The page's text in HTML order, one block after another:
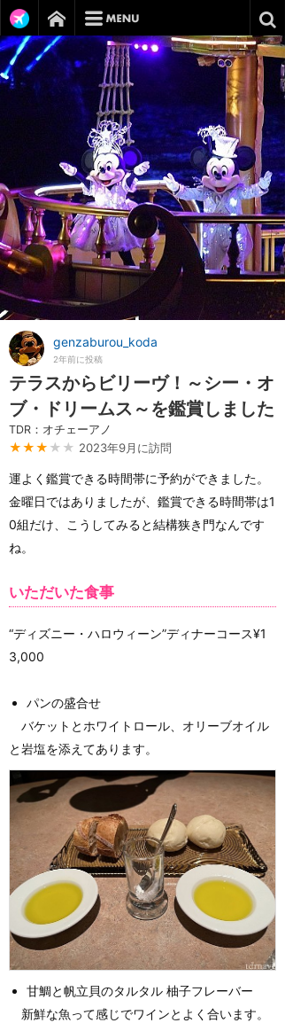
genzaburou_koda
2年前に投稿
テラスからビリーヴ！～シー・オ
ブ・ドリームス～を鑑賞しました
TDR：オチェーアノ
★★★ ★★ 2023年9月に訪問
運よく鑑賞できる時間帯に予約ができました。
金曜日ではありましたが、鑑賞できる時間帯は1
0組だけ、こうしてみると結構狭き門なんです
ね。
いただいた食事
“ディズニー・ハロウィーン”ディナーコース¥1
3,000
パンの盛合せ
バケットとホワイトロール、オリーブオイル
と岩塩を添えてあります。
甘鯛と帆立貝のタルタル 柚子フレーバー
新鮮な魚って感じでワインとよく合います。